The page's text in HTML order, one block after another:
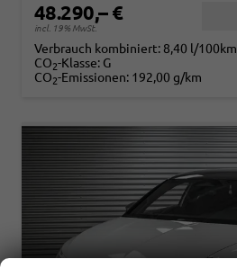
48.290,– €
incl. 19% MwSt.
Verbrauch kombiniert: 8,40 l/100km
CO2-Klasse: G
CO2-Emissionen: 192,00 g/km